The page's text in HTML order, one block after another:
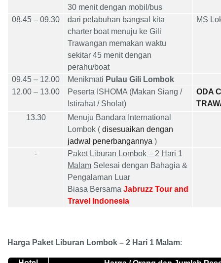
30 menit dengan mobil/bus
08.45 – 09.30
dari pelabuhan bangsal kita
charter boat menuju ke Gili
Trawangan memakan waktu
sekitar 45 menit dengan
perahu/boat
MS
09.45 – 12.00 Menikmati PulauGili Lombok
12.00 – 13.00 Peserta ISHOMA (Makan Siang /
Istirahat / Sholat)
ODA
13.30
Menuju Bandara International
Lombok (disesuaikan dengan
jadwal penerbangannya)
-
Paket Liburan Lombok – 2 Hari 1
Malam Selesai dengan Bahagia &
Pengalaman Luar
Biasa BersamaJabruzz Tour and
Travel Indonesia
Harga Paket Liburan Lombok – 2 Hari 1 Malam: